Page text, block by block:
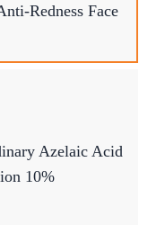
Redness Face
Azelaic Acid
10%